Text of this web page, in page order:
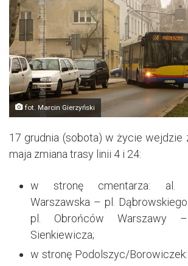
fot. Marcin Gierzyński
17 grudnia (sobota) w życie wejdzie
maja zmiana trasy linii 4 i 24:
w stronę cmentarza: al.
Warszawska – pl.
pl. Obrońców
Sienkiewicza;
w stronę Podolszyc/Borowiczek: